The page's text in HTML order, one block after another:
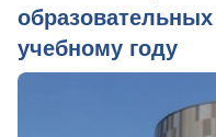
учебному году